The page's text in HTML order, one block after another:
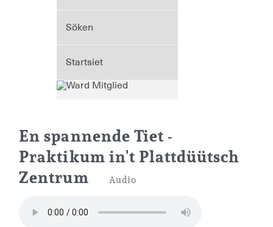
Söken
Startsiet
Praktikum im Zentrum für
En spannende Tiet -
Praktikum in't Plattdüütsch
Zentrum
Audio